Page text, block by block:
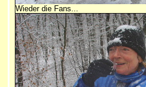
Wieder die Fans...